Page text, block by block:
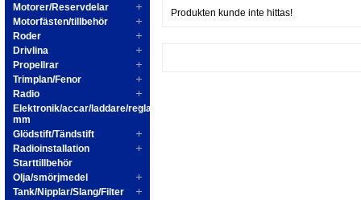
Motorer/Reservdelar
Motorfästen/tillbehör
Roder
Drivlina
Propellrar
Trimplan/Fenor
Radio
Elektronik/accar/laddare/reglage
mm
Glödstift/Tändstift
Radioinstallation
Starttillbehör
Olja/smörjmedel
Tank/Nipplar/Slang/Filter
Produkten kunde inte hittas!